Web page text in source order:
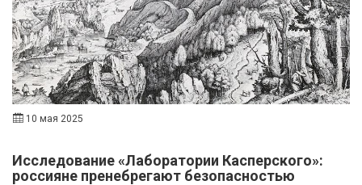
10 мая 2025
Исследование «Лаборатории Касперского»:
россияне пренебрегают безопасностью